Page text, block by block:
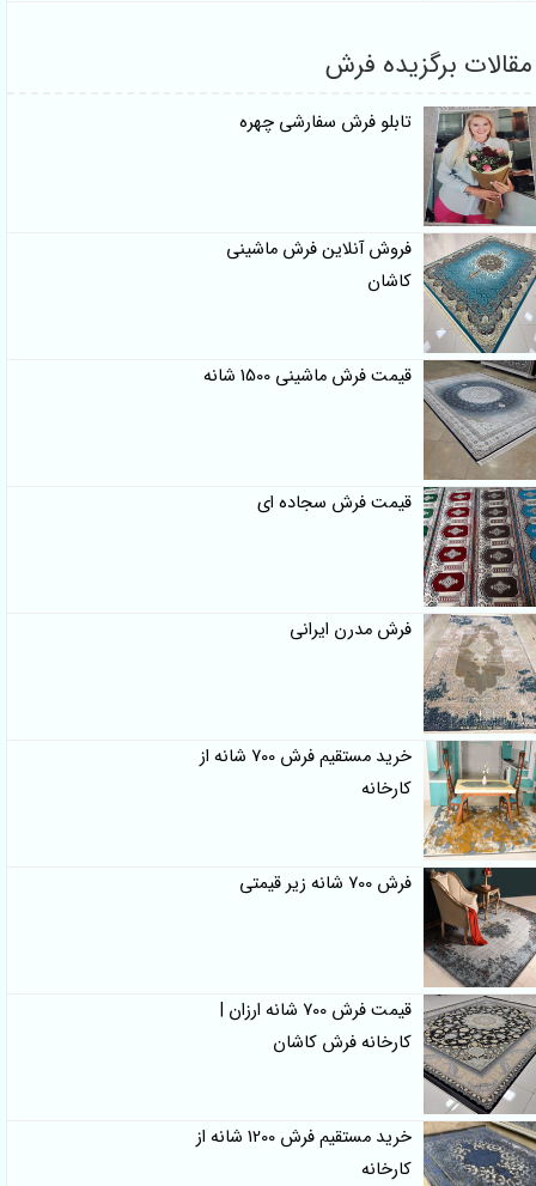
برگزیده فرش
تابلو فرش سفارشی چهره
فروش آنلاین فرش ماشینی
کاشان
قیمت فرش ماشینی 1500 شانه
قیمت فرش سجاده ای
فرش مدرن ایرانی
خرید مستقیم فرش 700 شانه از
کارخانه
فرش 700 شانه زیر قیمتی
قیمت فرش 700 شانه ارزان |
کارخانه فرش کاشان
خرید مستقیم فرش 1200 شانه از
کارخانه